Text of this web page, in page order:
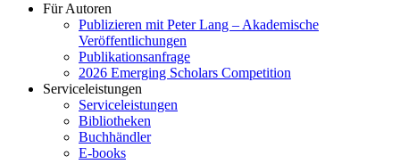
Für Autoren
Publizieren mit Peter Lang – Akademische
Veröffentlichungen
Publikationsanfrage
2026 Emerging Scholars Competition
Serviceleistungen
Serviceleistungen
Bibliotheken
Buchhändler
E-books